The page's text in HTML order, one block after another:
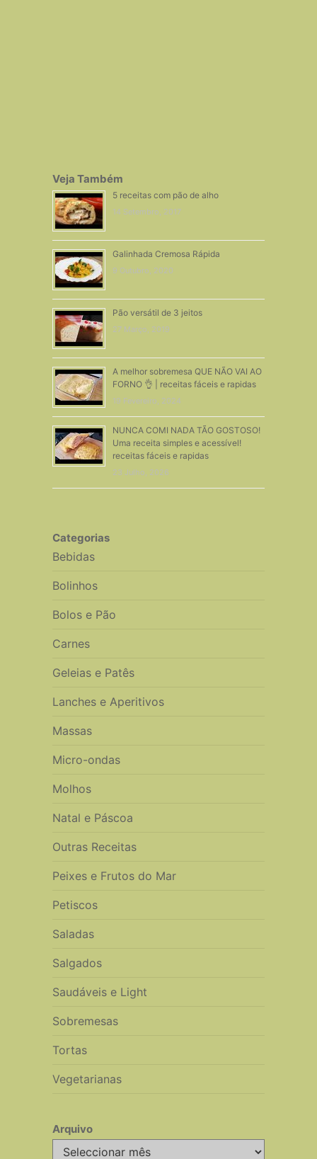
Veja Também
5 receitas com pão de alho
14 Setembro, 2017
Galinhada Cremosa Rápida
9 Outubro, 2020
Pão versátil de 3 jeitos
27 Março, 2019
A melhor sobremesa QUE NÃO VAI AO
FORNO 👌 | receitas fáceis e rapidas
19 Fevereiro, 2024
NUNCA COMI NADA TÃO GOSTOSO!
Uma receita simples e acessível!
receitas fáceis e rapidas
23 Julho, 2026
Categorias
Bebidas
Bolinhos
Bolos e Pão
Carnes
Geleias e Patês
Lanches e Aperitivos
Massas
Micro-ondas
Molhos
Natal e Páscoa
Outras Receitas
Peixes e Frutos do Mar
Petiscos
Saladas
Salgados
Saudáveis e Light
Sobremesas
Tortas
Vegetarianas
Arquivo
Arquivo